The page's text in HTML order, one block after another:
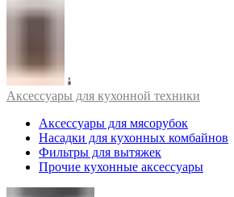
Аксессуары для кухонной техники
Аксессуары для мясорубок
Насадки для кухонных комбайнов
Фильтры для вытяжек
Прочие кухонные аксессуары